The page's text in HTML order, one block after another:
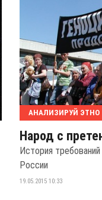
АНАЛИЗИРУЙ ЭТНО
Народ с
История
России
19.05.2015 10:33